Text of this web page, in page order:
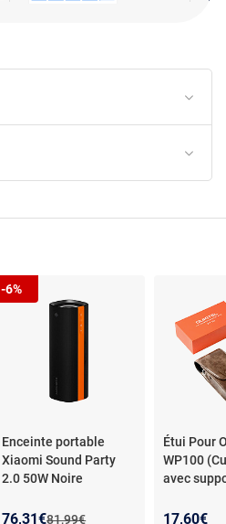
Enceinte portable
Xiaomi Sound Party
2.0 50W Noire
Ancien prix :
81,99€
Nouveau prix :
76,31€
Réduction de :
-6%
Étui Pour
WP100
avec
17,60€